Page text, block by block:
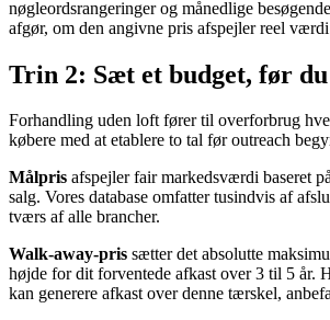
nøgleordsrangeringer og månedlige
afgør, om den angivne pris afspejler reel
Trin 2: Sæt et budget, før
Forhandling uden loft fører til overforbrug
købere med at etablere to tal før outreach
Målpris afspejler fair markedsværdi baseret
salg. Vores database omfatter tusindvis af
tværs af alle brancher.
Walk-away-pris sætter det absolutte
højde for dit forventede afkast over 3 til 5 år.
kan generere afkast over denne tærskel,